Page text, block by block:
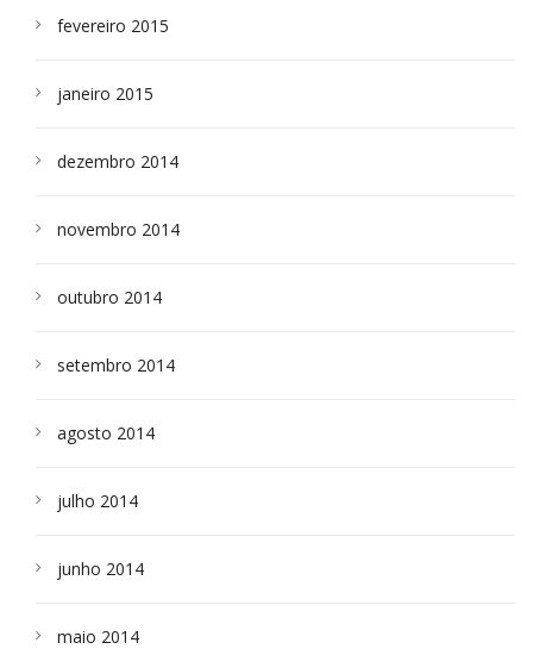
fevereiro 2015
janeiro 2015
dezembro 2014
novembro 2014
outubro 2014
setembro 2014
agosto 2014
julho 2014
junho 2014
maio 2014